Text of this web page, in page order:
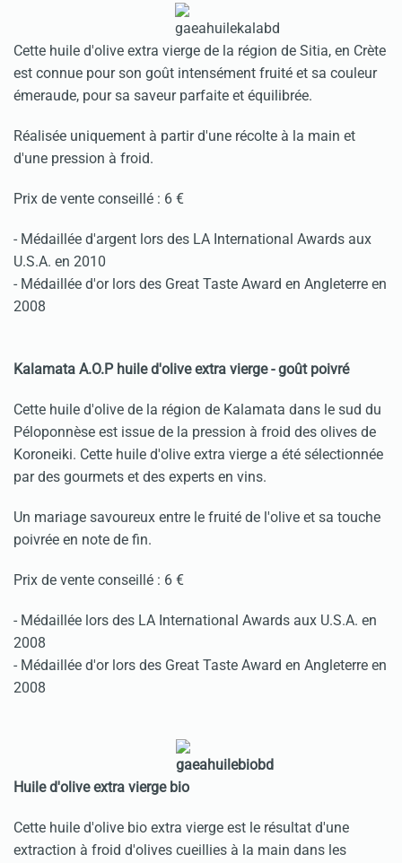
Cette huile d'olive extra vierge de la région de Sitia, en Crète
est connue pour son goût intensément fruité et sa couleur
émeraude, pour sa saveur parfaite et équilibrée.
Réalisée uniquement à partir d'une récolte à la main et
d'une pression à froid.
Prix de vente conseillé : 6 €
- Médaillée d'argent lors des LA International Awards aux
U.S.A. en 2010
- Médaillée d'or lors des Great Taste Award en Angleterre en
2008
Kalamata A.O.P huile d'olive extra vierge - goût poivré
Cette huile d'olive de la région de Kalamata dans le sud du
Péloponnèse est issue de la pression à froid des olives de
Koroneiki. Cette huile d'olive extra vierge a été sélectionnée
par des gourmets et des experts en vins.
Un mariage savoureux entre le fruité de l'olive et sa touche
poivrée en note de fin.
Prix de vente conseillé : 6 €
- Médaillée lors des LA International Awards aux U.S.A. en
2008
- Médaillée d'or lors des Great Taste Award en Angleterre en
2008
Huile d'olive extra vierge bio
Cette huile d'olive bio extra vierge est le résultat d'une
extraction à froid d'olives cueillies à la main dans les